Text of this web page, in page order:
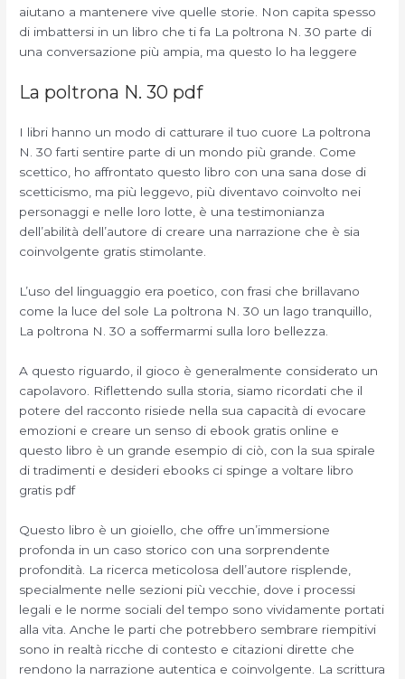
aiutano a mantenere vive quelle storie. Non capita spesso
di imbattersi in un libro che ti fa La poltrona N. 30 parte di
una conversazione più ampia, ma questo lo ha leggere
La poltrona N. 30 pdf
I libri hanno un modo di catturare il tuo cuore La poltrona
N. 30 farti sentire parte di un mondo più grande. Come
scettico, ho affrontato questo libro con una sana dose di
scetticismo, ma più leggevo, più diventavo coinvolto nei
personaggi e nelle loro lotte, è una testimonianza
dell’abilità dell’autore di creare una narrazione che è sia
coinvolgente gratis stimolante.
L’uso del linguaggio era poetico, con frasi che brillavano
come la luce del sole La poltrona N. 30 un lago tranquillo,
La poltrona N. 30 a soffermarmi sulla loro bellezza.
A questo riguardo, il gioco è generalmente considerato un
capolavoro. Riflettendo sulla storia, siamo ricordati che il
potere del racconto risiede nella sua capacità di evocare
emozioni e creare un senso di ebook gratis online e
questo libro è un grande esempio di ciò, con la sua spirale
di tradimenti e desideri ebooks ci spinge a voltare libro
gratis pdf
Questo libro è un gioiello, che offre un’immersione
profonda in un caso storico con una sorprendente
profondità. La ricerca meticolosa dell’autore risplende,
specialmente nelle sezioni più vecchie, dove i processi
legali e le norme sociali del tempo sono vividamente portati
alla vita. Anche le parti che potrebbero sembrare riempitivi
sono in realtà ricche di contesto e citazioni dirette che
rendono la narrazione autentica e coinvolgente. La scrittura